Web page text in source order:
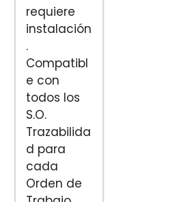
requiere
instalación
.
Compatibl
e con
todos los
S.O.
Trazabilida
d para
cada
Orden de